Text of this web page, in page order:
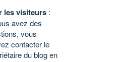
les visiteurs :
avez des
vous
contacter le
du blog en